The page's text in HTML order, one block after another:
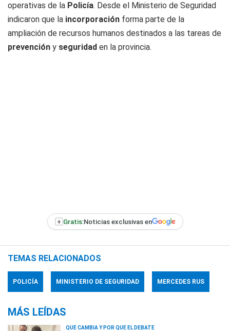
operativas de la Policía. Desde el Ministerio de Seguridad
indicaron que la incorporación forma parte de la
ampliación de recursos humanos destinados a las tareas de
prevención y seguridad en la provincia.
+ Gratis:Noticias exclusivas en
TEMAS RELACIONADOS
POLICÍA MINISTERIO DE SEGURIDAD MERCEDES RUS
MÁS LEÍDAS
QUÉ CAMBIA Y POR QUÉ EL DEBATE